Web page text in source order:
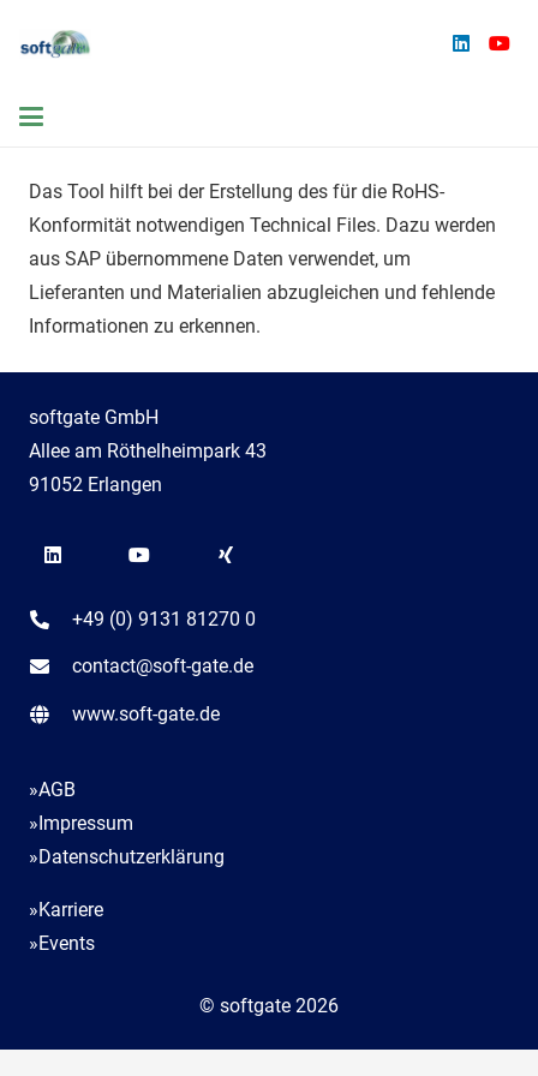
Das Tool hilft bei der Erstellung des für die RoHS-
Konformität notwendigen Technical Files. Dazu werden
aus SAP übernommene Daten verwendet, um
Lieferanten und Materialien abzugleichen und fehlende
Informationen zu erkennen.
softgate GmbH
Allee am Röthelheimpark 43
91052 Erlangen
+49 (0) 9131 81270 0
contact@soft-gate.de
www.soft-gate.de
»AGB
»Impressum
»Datenschutzerklärung
»Karriere
»Events
© softgate 2026